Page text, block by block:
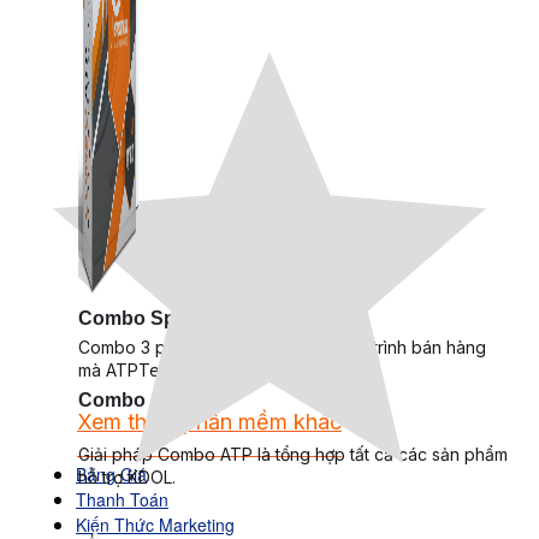
Combo Special
Combo 3 phần mềm tự chọn: chương trình bán hàng
mà ATPTeam triển khai.
Xem thêm phần mềm khác
Xem thêm phần mềm khác
Bảng Giá
Thanh Toán
Kiến Thức Marketing
Combo ATP
Giải pháp Combo ATP là tổng hợp tất cả các sản phẩm
hỗ trợ KDOL.